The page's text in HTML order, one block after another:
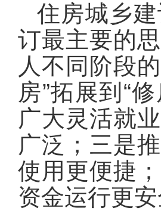
住房城乡
订最主要的
人不同阶段
房”拓展到“
广大灵活就
广泛；三是
使用更便捷
资金运行更安